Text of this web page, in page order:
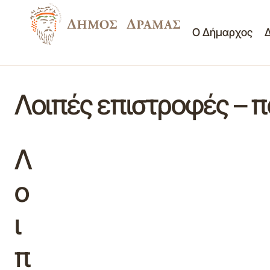
Ο Δήμαρχος
Λοιπές επιστροφές –
Λ
ο
ι
π